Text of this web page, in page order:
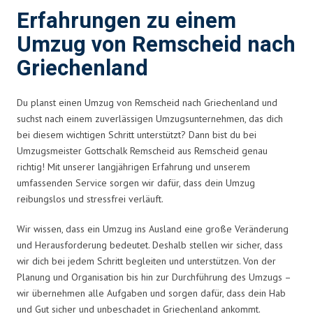
Erfahrungen zu einem
Umzug von Remscheid nach
Griechenland
Du planst einen Umzug von Remscheid nach Griechenland und
suchst nach einem zuverlässigen Umzugsunternehmen, das dich
bei diesem wichtigen Schritt unterstützt? Dann bist du bei
Umzugsmeister Gottschalk Remscheid aus Remscheid genau
richtig! Mit unserer langjährigen Erfahrung und unserem
umfassenden Service sorgen wir dafür, dass dein Umzug
reibungslos und stressfrei verläuft.
Wir wissen, dass ein Umzug ins Ausland eine große Veränderung
und Herausforderung bedeutet. Deshalb stellen wir sicher, dass
wir dich bei jedem Schritt begleiten und unterstützen. Von der
Planung und Organisation bis hin zur Durchführung des Umzugs –
wir übernehmen alle Aufgaben und sorgen dafür, dass dein Hab
und Gut sicher und unbeschadet in Griechenland ankommt.